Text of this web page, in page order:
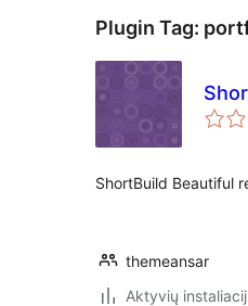
Plugin Tag:
ShortBuild Beautiful
themeansar
Aktyvių